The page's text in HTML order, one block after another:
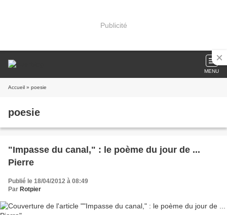
Publicité
MENU
Accueil » poesie
poesie
"Impasse du canal," : le poème du jour de ...
Pierre
Publié le 18/04/2012 à 08:49
Par Rotpier